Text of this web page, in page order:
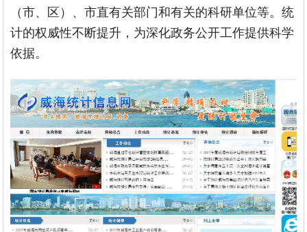
（市、区）、市直有关部门和有关的科研单位等。统
计的权威性不断提升，为深化政务公开工作提供科学
依据。